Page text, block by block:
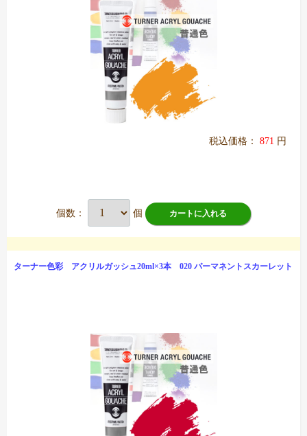
税込価格： 871 円
個数： 個 カートに入れる
ターナー色彩 アクリルガッシュ20ml×3本 020 パーマネントスカーレット